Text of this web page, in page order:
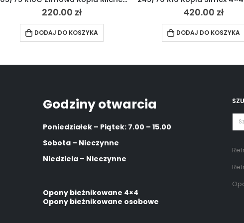
420.00 zł
DODAJ DO KOSZYKA
300.00 zł
DODAJ DO KOSZYKA
Godziny otwarcia
Poniedziałek – Piątek: 7.00 – 15.00
Sobota – Nieczynne
Niedziela – Nieczynne
Opony bieżnikowane 4×4
Opony bieżnikowane osobowe